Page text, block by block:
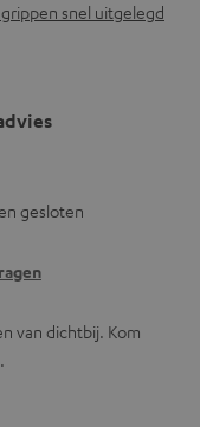
snel uitgelegd
gesloten
van dichtbij. Kom